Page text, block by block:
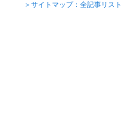
＞サイトマップ：全記事リスト